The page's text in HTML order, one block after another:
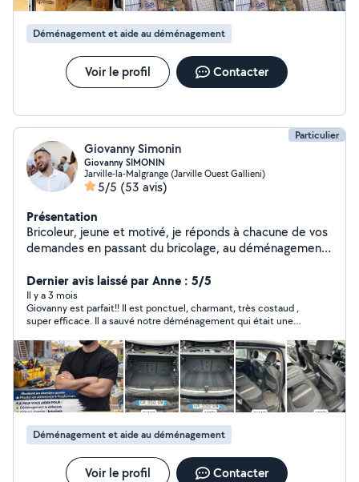
Déménagement et aide au déménagement
Voir le profil Contacter
Particulier
Giovanny Simonin
Giovanny SIMONIN
Jarville-la-Malgrange (Jarville Ouest Gallieni)
5/5 (53 avis)
Présentation
Bricoleur, jeune et motivé, je réponds à chacune de vos
demandes en passant du bricolage, au déménagement,
Dernier avis laissé par Anne : 5/5
Il y a 3 mois
Giovanny est parfait!! Il est ponctuel, charmant, très costaud ,
super efficace. Il a sauvé notre déménagement qui était une
disponible à la dernière minute. Vraiment un grand merci! Et je
le recommande très vivement.
Déménagement et aide au déménagement
Voir le profil Contacter